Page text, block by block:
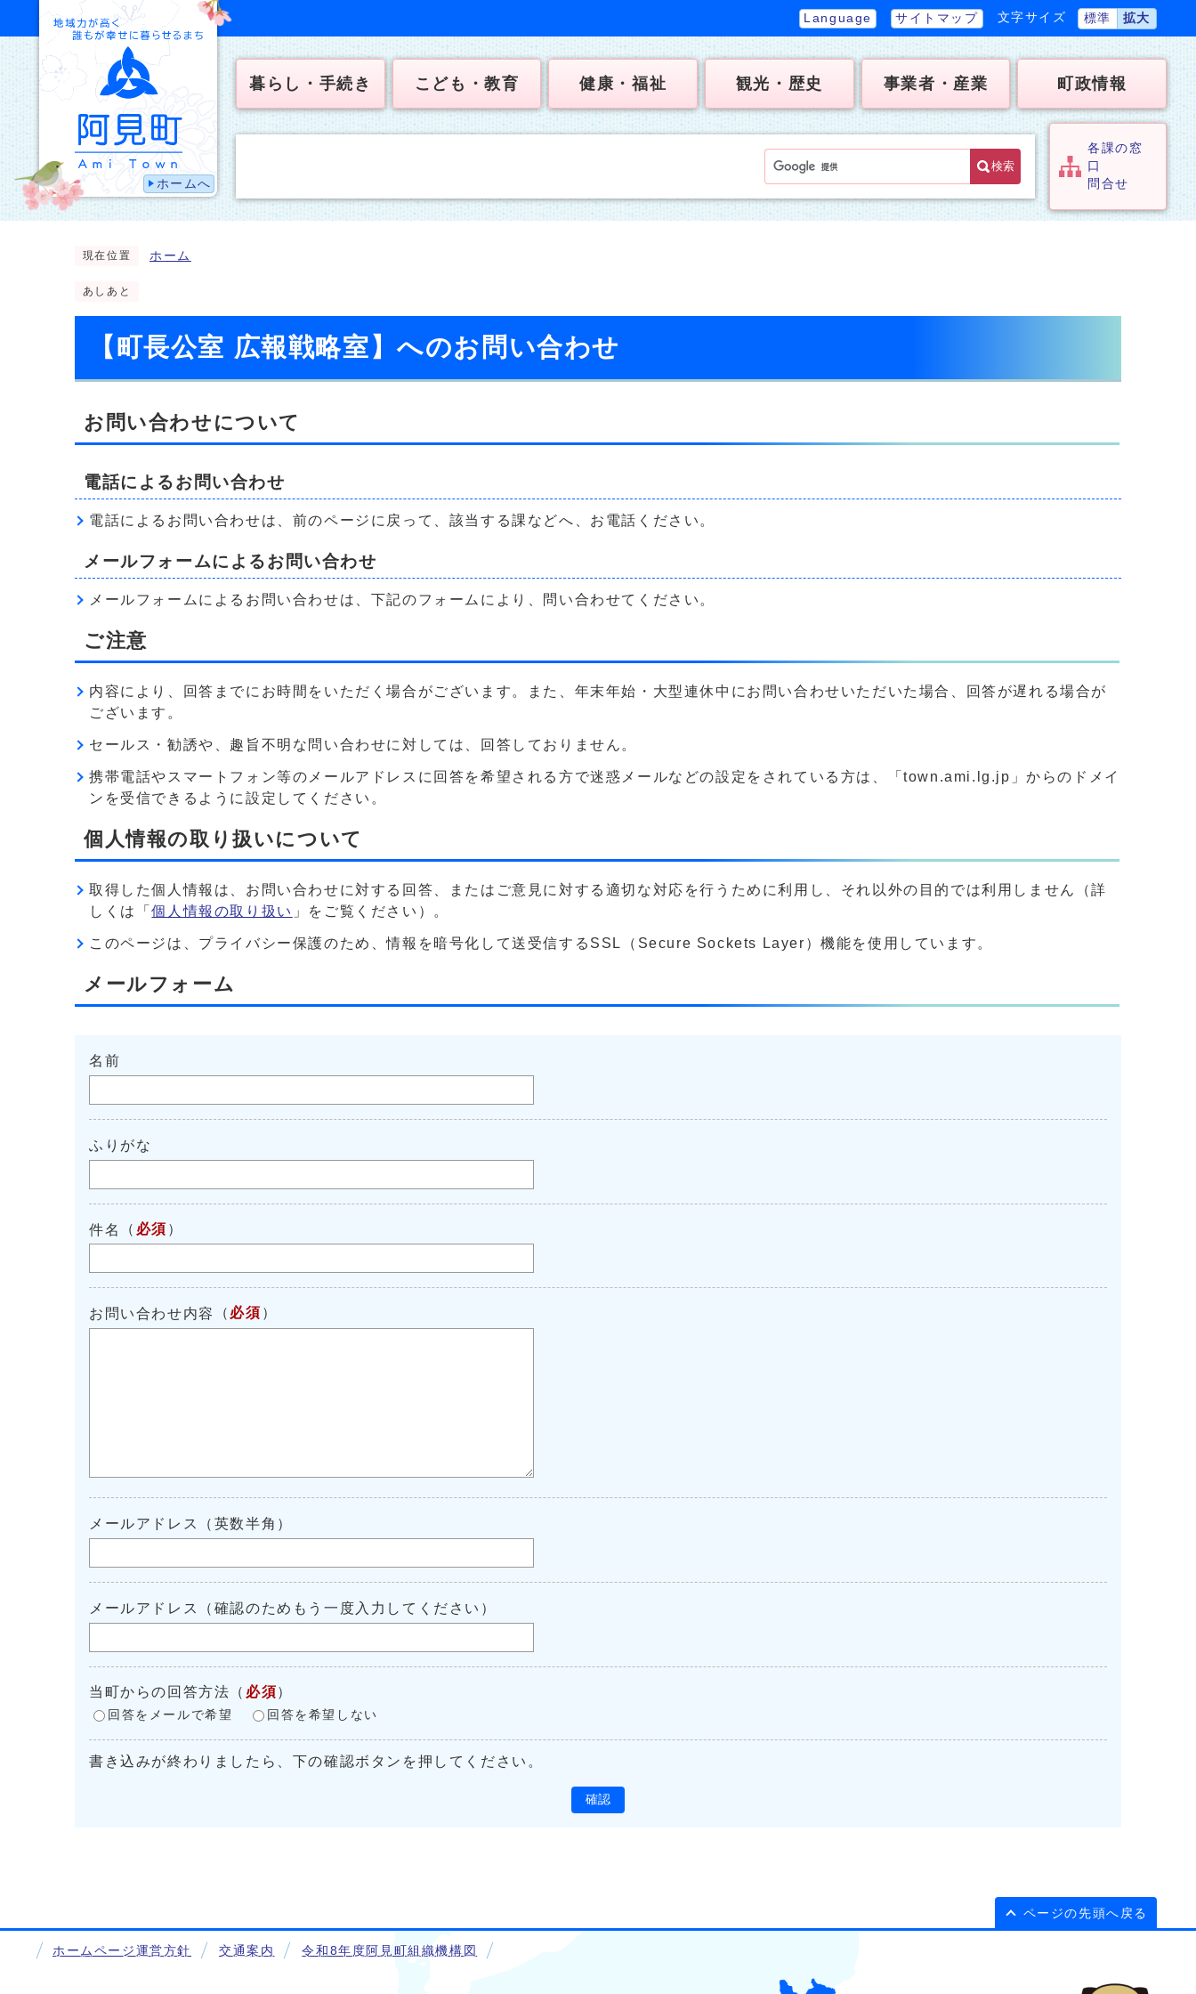
ホームへ
Language サイトマップ 文字サイズ 標準 拡大
暮らし・手続き こども・教育 健康・福祉 観光・歴史 事業者・産業 町政情報
検索
各課の窓
口
問合せ
現在位置 ホーム
あしあと
【町長公室 広報戦略室】へのお問い合わせ
お問い合わせについて
電話によるお問い合わせ
電話によるお問い合わせは、前のページに戻って、該当する課などへ、お電話ください。
メールフォームによるお問い合わせ
メールフォームによるお問い合わせは、下記のフォームにより、問い合わせてください。
ご注意
内容により、回答までにお時間をいただく場合がございます。また、年末年始・大型連休中にお問い合わせいただいた場合、回答が遅れる場合が
ございます。
セールス・勧誘や、趣旨不明な問い合わせに対しては、回答しておりません。
携帯電話やスマートフォン等のメールアドレスに回答を希望される方で迷惑メールなどの設定をされている方は、「town.ami.lg.jp」からのドメイ
ンを受信できるように設定してください。
個人情報の取り扱いについて
取得した個人情報は、お問い合わせに対する回答、またはご意見に対する適切な対応を行うために利用し、それ以外の目的では利用しません（詳
しくは「個人情報の取り扱い 」をご覧ください）。
このページは、プライバシー保護のため、情報を暗号化して送受信するSSL（Secure Sockets Layer）機能を使用しています。
メールフォーム
名前
ふりがな
件名 （ 必須 ）
お問い合わせ内容 （ 必須 ）
メールアドレス（英数半角）
メールアドレス（確認のためもう一度入力してください）
当町からの回答方法 （ 必須）
回答をメールで希望 回答を希望しない
書き込みが終わりましたら、下の確認ボタンを押してください。
確認
ページの先頭へ戻る
ホームページ運営方針 交通案内 令和8年度阿見町組織機構図